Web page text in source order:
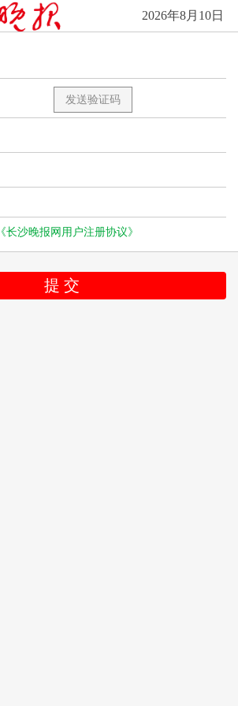
2026年8月10日
《长沙晚报网用户注册协议》
提 交